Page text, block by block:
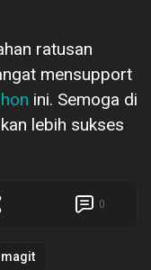
ratusan
mensupport
ini. Semoga di
lebih sukses
0